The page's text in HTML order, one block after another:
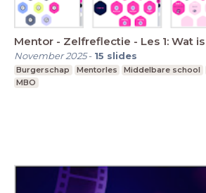
Mentor - Zelfreflectie - Les 1: Wat
November 2025- 15 slides
Burgerschap Mentorles Middelbare school
MBO